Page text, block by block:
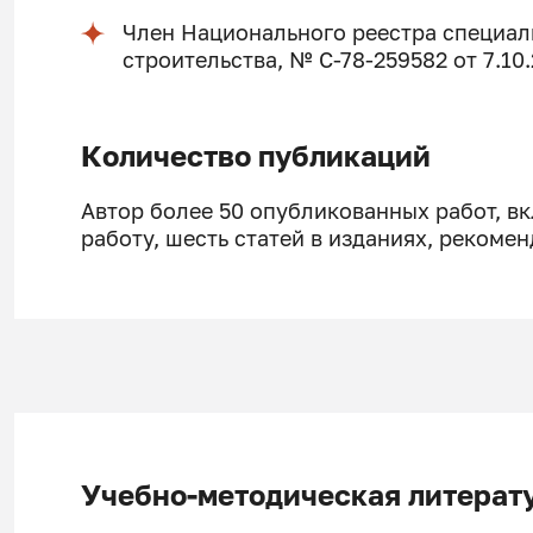
Член Национального реестра
строительства, № С-78-259582 от
Количество публикаций
Автор более 50 опубликованных работ,
работу, шесть статей в изданиях,
Учебно-методическая